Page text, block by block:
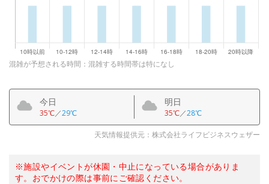
混雑が予想される時間：混雑する時間帯は特になし
今日
35℃／29℃
明日
35℃／28℃
天気情報提供元：株式会社ライフビジネスウェザー
※施設やイベントが休園・中止になっている場合がありま
す。おでかけの際は事前にご確認ください。